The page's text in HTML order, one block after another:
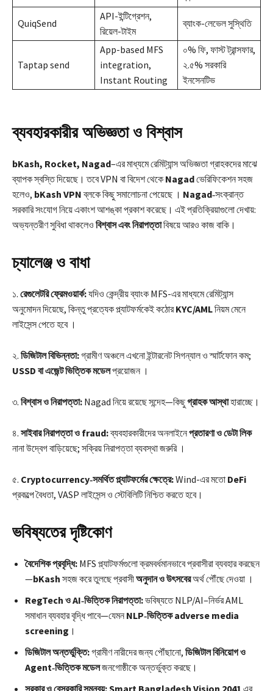
QuiqSend
API-ইন্টিগ্রেশন,
রিয়েল-টাইম
ব্যাংক-লেভেল সুস্থিতি
Taptap send
App-based MFS
integration,
Instant Routing
০% ফি, ফাস্ট ট্রান্সফার,
২.৫% সরকারি
ইনসেনটিভ
ব্যবহারকারীর অভিজ্ঞতা ও বিশ্বাস
bKash, Rocket, Nagad–এর মাধ্যমে রেমিট্যান্স অভিজ্ঞতা গ্রাহকদের মাঝে
ব্যাপক স্বস্তি দিয়েছে। তবে VPN বা বিদেশ থেকে Nagadভেরিফিকেশন সহজ
হলেও, bKash VPNব্লকে কিছু সমালোচনা পেয়েছে । Nagad‑সংক্রান্ত
সরকারি সংযোগ নিয়ে একাংশ আশঙ্কা প্রকাশ করেছে। এই প্রতিক্রিয়াগুলো দেখায়:
অভ্যন্তরীণ সুবিধা থাকলেও বিশ্বাস এবং নিরাপত্তাবিষয়ে আরও কাজ বাকি।
চ্যালেঞ্জ ও বাধা
১. রেগুলেটরি ফ্রেমওয়ার্ক:যদিও কেন্দ্রীয় ব্যাংক MFS-এর মাধ্যমে রেমিট্যান্স
অনুমোদন দিয়েছে, কিন্তু প্রত্যেক প্ল্যাটফর্মকেই কঠোরKYC/AMLনিয়ম মেনে
লাইসেন্স পেতে হবে ।
২. ডিজিটাল বিভিন্নতা:গ্রামীণ অঞ্চলে এখনো ইন্টারনেট সিগন্যাল ও স্মার্টফোন কম;
USSD বা এজেন্ট ভিত্তিক মডেলপ্রয়োজন ।
৩. বিশ্বাস ও নিরাপত্তা: Nagad নিয়ে রয়েছে সন্দেহ—কিছুগ্রাহক আস্থাহারাচ্ছে।
৪. সাইবার নিরাপত্তা ও fraud:ব্যবহারকারীদের অনলাইনেপ্রতারণা ও ডেটা লিক
নানা উদ্বেগ বাড়িয়েছে; সক্রিয় নিরাপত্তা ব্যবস্থা জরুরি ।
৫. Cryptocurrency‑সমর্থিত প্ল্যাটফর্মের ক্ষেত্রে:Wind-এর মতো DeFi
প্রকল্পে বৈধতা, VASP লাইসেন্স ও স্টেবিলিটি নিশ্চিত করতে হবে।
ভবিষ্যতের দৃষ্টিকোণ
বৈদেশিক প্রবৃদ্ধি: MFS প্ল্যাটফর্মগুলো ক্রমবর্ধমানভাবে প্রবাসীরা ব্যবহার করছেন
—bKash সহজ করে তুলছে প্রবাসীঅনুদান ও উৎসবেরঅর্থ পৌঁছে দেওয়া ।
RegTech ও AI‑ভিত্তিক নিরাপত্তা:ভবিষ্যতে NLP/AI–নির্ভর AML
সমাধান ব্যবহার বৃদ্ধি পাবে—যেমন NLP‑ভিত্তিক adverse media
screening ।
ডিজিটাল অন্তর্ভুক্তি:গ্রামীণ নারীদের জন্য পৌঁছানো, ডিজিটাল বিনিয়োগ ও
Agent‑ভিত্তিক মডেলজনগোষ্ঠীকে অন্তর্ভুক্ত করছে।
সরকার ও বেসরকারি সমন্বয়: Smart Bangladesh Vision 2041 এর